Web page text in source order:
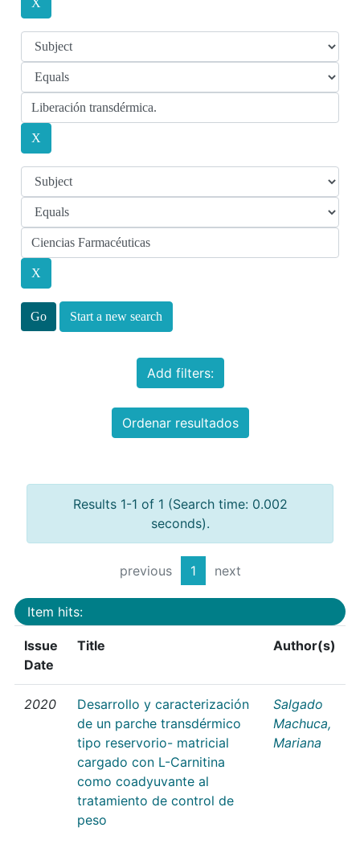
Start a new search
Add filters:
Ordenar resultados
Results 1-1 of 1 (Search time: 0.002
seconds).
previous 1 next
Item hits:
Issue
Date
Title Author(s)
2020
Desarrollo y caracterización
de un parche transdérmico
tipo reservorio- matricial
cargado con L-Carnitina
como coadyuvante al
tratamiento de control de
peso
Salgado
Machuca,
Mariana